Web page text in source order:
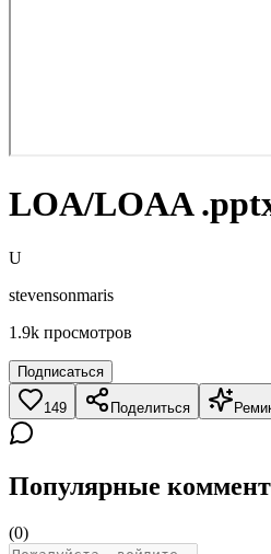
LOA/LOAA
U
stevensonmaris
1.9k просмотров
Подписаться
149 Поделиться
Популярные
(0)